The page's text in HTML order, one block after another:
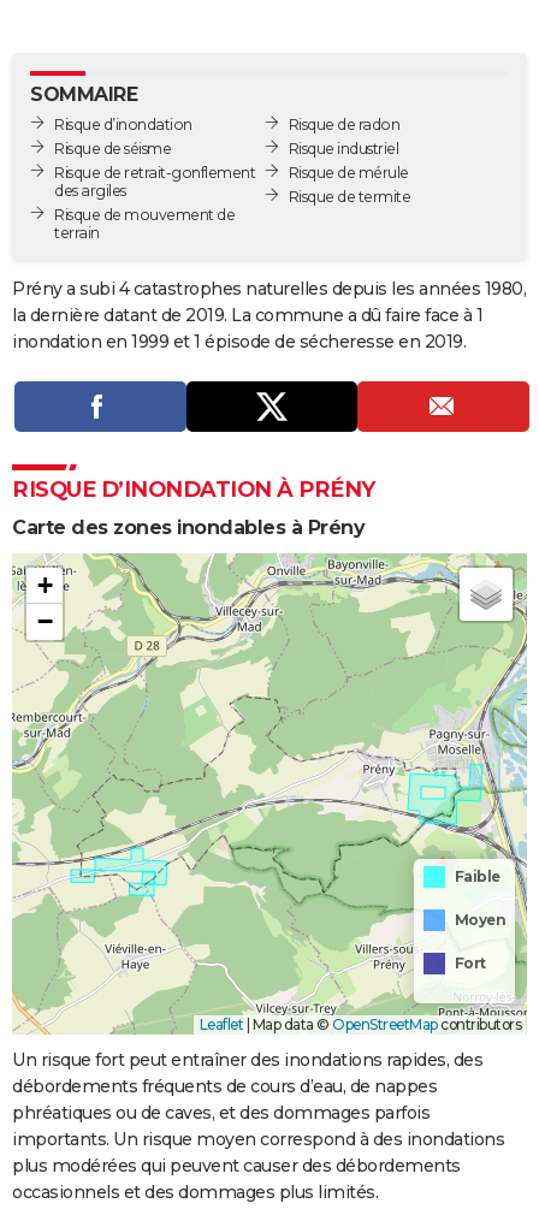
GUIDES D'ACHAT
BONS PLANS
CARTE DE VOEUX
Carte de Noël
Carte Bonne année
Carte Saint-Valentin
Carte Pâques
Carte d'anniversaire
DICTIONNAIRE
COPAINS D'AVANT
Bricolage
Lifestyle
Culture
Sport
Auto
Television
Voyage
Cinema
SOMMAIRE
Risque d’inondation
Risque de séisme
Risque de retrait-gonflement
des argiles
Risque de mouvement de
terrain
Risque de radon
Risque industriel
Risque de mérule
Risque de termite
Prény a subi 4 catastrophes naturelles depuis les années 1980,
la dernière datant de 2019. La commune a dû faire face à 1
inondation en 1999 et 1 épisode de sécheresse en 2019.
RISQUE D’INONDATION À PRÉNY
Carte des zones inondables à Prény
+
−
Faible
Moyen
Fort
Leaflet | Map data © OpenStreetMapcontributors
Un risque fort peut entraîner des inondations rapides, des
débordements fréquents de cours d’eau, de nappes
phréatiques ou de caves, et des dommages parfois
importants. Un risque moyen correspond à des inondations
plus modérées qui peuvent causer des débordements
occasionnels et des dommages plus limités.